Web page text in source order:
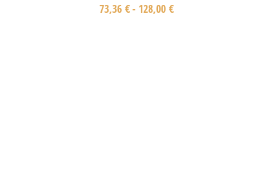
73,36 €- 128,00 €